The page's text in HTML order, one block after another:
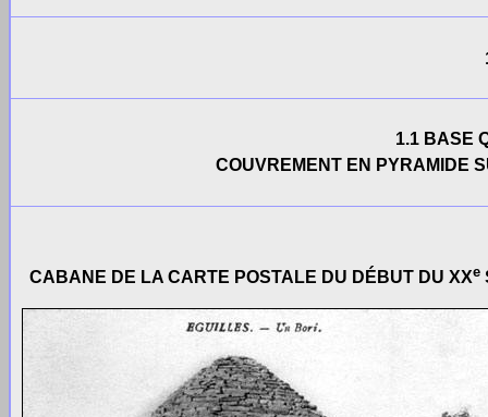
1.1 BASE
COUVREMENT EN PYRAMIDE
CABANE DE LA CARTE POSTALE DU DÉBUT DU XXe